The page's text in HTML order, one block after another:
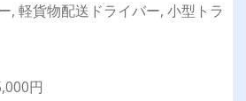
, 軽貨物配送ドライバー, 小型トラ
円